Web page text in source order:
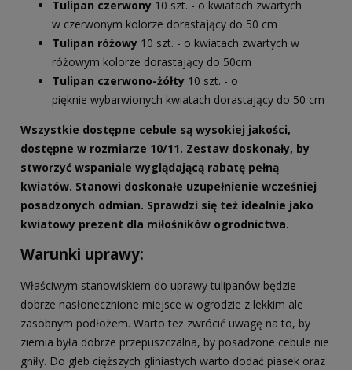
Tulipan czerwony 10 szt. - o kwiatach zwartych
w czerwonym kolorze dorastający do 50 cm
Tulipan różowy 10 szt. - o kwiatach zwartych w
różowym kolorze dorastający do 50cm
Tulipan czerwono-żółty 10 szt. - o
pięknie wybarwionych kwiatach dorastający do 50 cm
Wszystkie dostępne cebule są wysokiej jakości,
dostępne w rozmiarze 10/11. Zestaw doskonały, by
stworzyć wspaniale wyglądającą rabatę pełną
kwiatów. Stanowi doskonałe uzupełnienie wcześniej
posadzonych odmian. Sprawdzi się też idealnie jako
kwiatowy prezent dla miłośników ogrodnictwa.
Warunki uprawy:
Właściwym stanowiskiem do uprawy tulipanów będzie
dobrze nasłonecznione miejsce w ogrodzie z lekkim ale
zasobnym podłożem. Warto też zwrócić uwagę na to, by
ziemia była dobrze przepuszczalna, by posadzone cebule nie
gniły. Do gleb cięższych gliniastych warto dodać piasek oraz